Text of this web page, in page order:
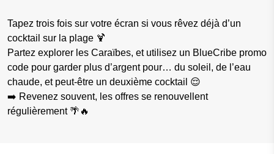
Tapez trois fois sur votre écran si vous rêvez déjà d’un
cocktail sur la plage 🍹
Partez explorer les Caraïbes, et utilisez un BlueCribe promo
code pour garder plus d’argent pour… du soleil, de l’eau
chaude, et peut-être un deuxième cocktail 😌
➡️ Revenez souvent, les offres se renouvellent
régulièrement 🌴🔥